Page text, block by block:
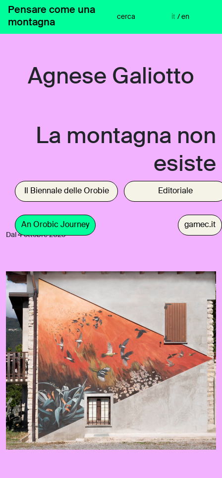
VaiPensare come una
montagna
cerca / en
it
Il Biennale delle Orobie Editoriale
An Orobic Journey gamec.it
Agnese Galiotto
La montagna non
esiste
Dal 4 ottobre 2025